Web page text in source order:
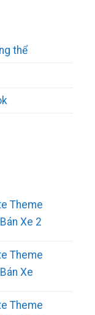
thể
Theme
Xe 2
Theme
Xe
Theme